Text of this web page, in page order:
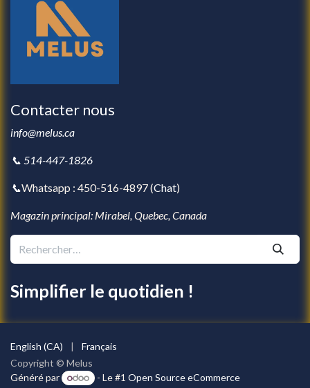
Contacter nous
info@melus.ca
📞 514-447-1826
📞Whatsapp : 450-516-4897 (Chat)
Magazin principal: Mirabel, Quebec, Canada
Simplifier le quotidien !
Copyright © Melus
English (CA) | Français
Généré par - Le #1Open Source eCommerce